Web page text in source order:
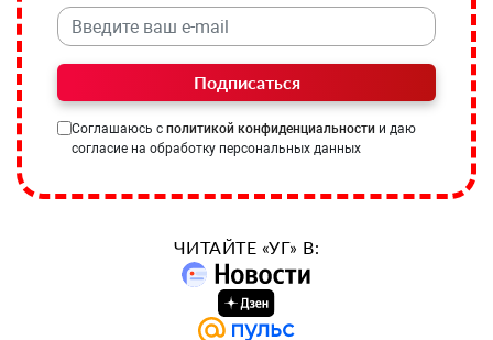
Подписаться
Соглашаюсь с политикой конфиденциальности и даю
согласие на обработку персональных данных
ЧИТАЙТЕ «УГ» В: